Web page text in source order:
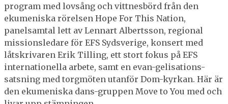
program med lovsång och vittnesbörd från den
ekumeniska rörelsen Hope For This Nation,
panelsamtal lett av Lennart Albertsson, regional
missionsledare för EFS Sydsverige, konsert med
låtskrivaren Erik Tilling, ett stort fokus på EFS
internationella arbete, samt en evan-gelisations-
satsning med torgmöten utanför Dom-kyrkan. Här är
den ekumeniska dans-gruppen Move to You med och